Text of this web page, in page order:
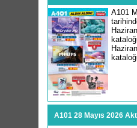
A101
A101 28 Mayıs 2026